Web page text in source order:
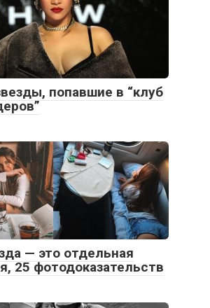
попавшие в “клуб
— это отдельная
25 фотодоказательств